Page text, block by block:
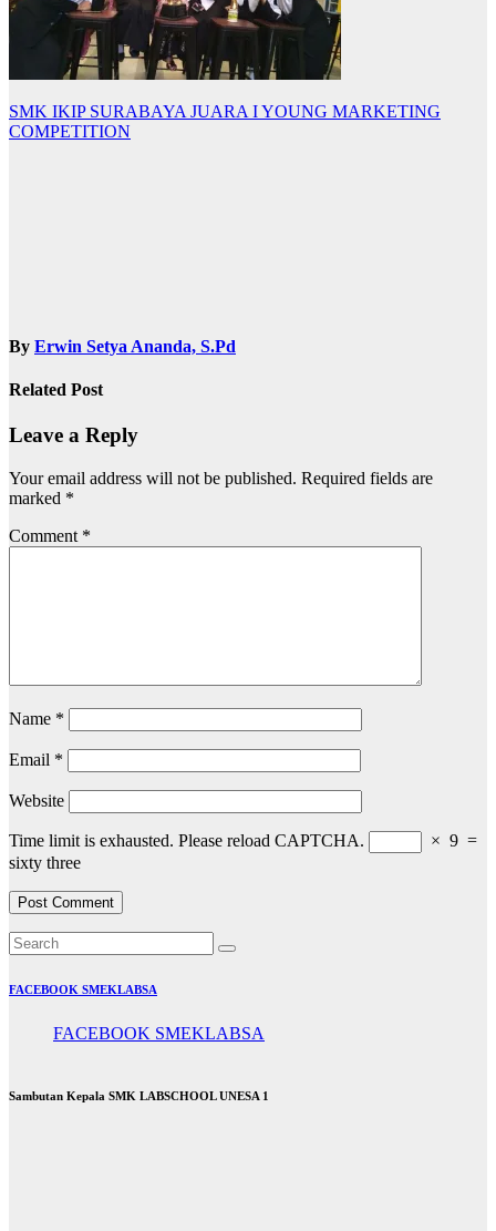
Post
navigation
SMK IKIP SURABAYA JUARA I YOUNG MARKETING
COMPETITION
By Erwin Setya Ananda, S.Pd
Related Post
Leave a Reply
Your email address will not be published. Required fields are
marked *
Comment *
Name *
Email *
Website
Time limit is exhausted. Please reload CAPTCHA. × 9 =
sixty three
FACEBOOK SMEKLABSA
FACEBOOK SMEKLABSA
Sambutan Kepala SMK LABSCHOOL UNESA 1